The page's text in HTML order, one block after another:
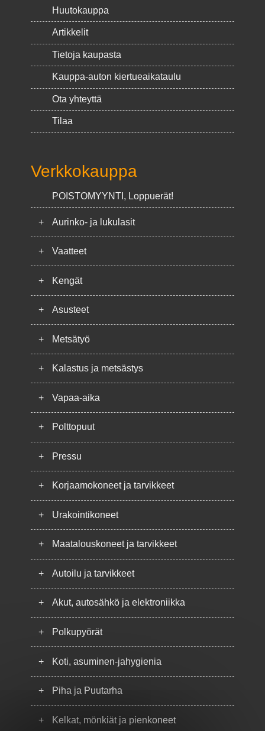
Huutokauppa
Artikkelit
Tietoja kaupasta
Kauppa-auton kiertueaikataulu
Ota yhteyttä
Tilaa
Verkkokauppa
POISTOMYYNTI, Loppuerät!
+ Aurinko- ja lukulasit
+ Vaatteet
+ Kengät
+ Asusteet
+ Metsätyö
+ Kalastus ja metsästys
+ Vapaa-aika
+ Polttopuut
+ Pressu
+ Korjaamokoneet ja tarvikkeet
+ Urakointikoneet
+ Maatalouskoneet ja tarvikkeet
+ Autoilu ja tarvikkeet
+ Akut, autosähkö ja elektroniikka
+ Polkupyörät
+ Koti, asuminen-jahygienia
+ Piha ja Puutarha
+ Kelkat, mönkiät ja pienkoneet